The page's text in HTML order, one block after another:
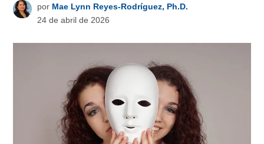
por Mae Lynn Reyes-Rodríguez, Ph.D.
24 de abril de 2026